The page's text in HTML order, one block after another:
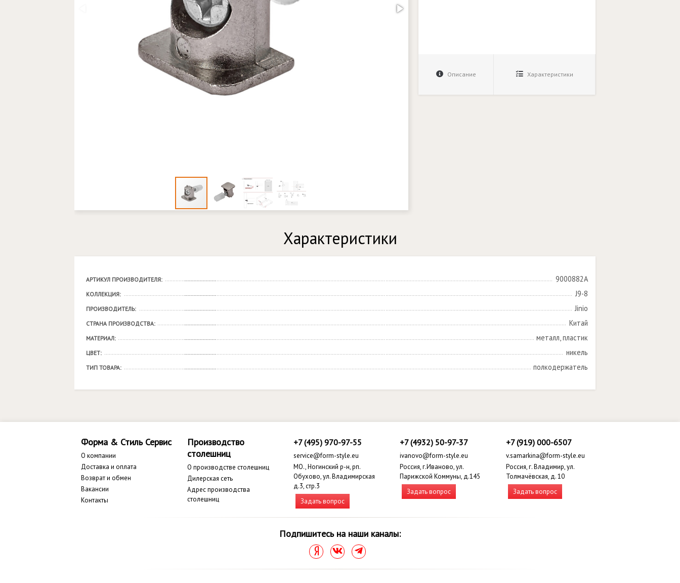
Описание Характеристики
Характеристики
АРТИКУЛ ПРОИЗВОДИТЕЛЯ: 9000882A
КОЛЛЕКЦИЯ: J9-8
ПРОИЗВОДИТЕЛЬ: Jinio
СТРАНА ПРОИЗВОДСТВА: Китай
МАТЕРИАЛ: металл, пластик
ЦВЕТ: никель
ТИП ТОВАРА: полкодержатель
Форма & Стиль Сервис
О компании
Доставка и оплата
Возврат и обмен
Вакансии
Контакты
Производство
столешниц
О производстве столешниц
Дилерская сеть
Адрес производства
столешниц
+7 (495) 970-97-55
service@form-style.eu
МО., Ногинский р-н, рп.
Обухово, ул. Владимирская
д.3, стр.3
Задать вопрос
+7 (4932) 50-97-37
ivanovo@form-style.eu
Россия, г.Иваново, ул.
Парижской Коммуны, д.145
Задать вопрос
+7 (919) 000-6507
v.samarkina@form-style.eu
Россия, г. Владимир, ул.
Толмачёвская, д. 10
Задать вопрос
Подпишитесь на наши каналы: